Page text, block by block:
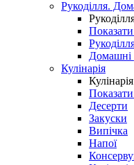
Рукоділля.
Показати
Домашні
Кулінарія
Кулінарія
Показати
Десерти
Закуски
Випічка
Напої